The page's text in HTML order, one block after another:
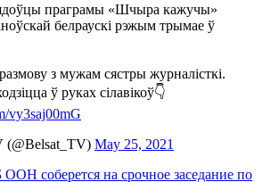
праграмы «Шчыра кажучы»
белраускі рэжым трымае ў
з мужам сястры журналісткі.
ў руках сілавікоў👇
vy3saj00mG
(@Belsat_TV) May 25, 2021
соберется на срочное заседание по